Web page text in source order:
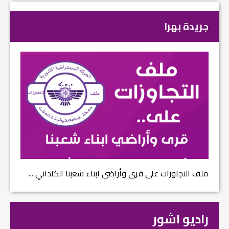
جريدة بهرا
ملف التجاوزات على قرى وأراضي ابناء شعبنا الكلداني ...
راديو اشور